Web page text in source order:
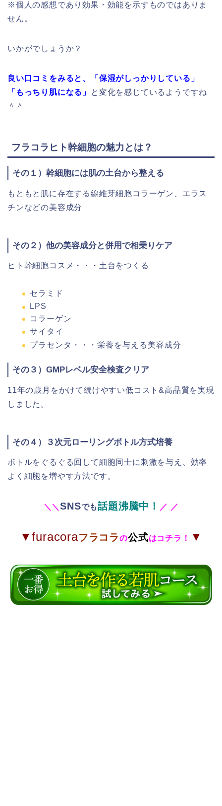
※個人の感想であり効果・効能を示すものではありま
せん。
いかがでしょうか？
良い口コミをみると、「保湿がしっかりしている」
「もっちり肌になる」
と変化を感じているようですね
＾＾
フラコラヒト幹細胞の魅力とは？
その１）幹細胞には肌の土台から整える
もともと肌に存在する線維芽細胞コラーゲン、エラス
チンなどの美容成分
その２）他の美容成分と併用で相乗りケア
ヒト幹細胞コスメ・・・土台をつくる
セラミド
LPS
コラーゲン
サイタイ
プラセンタ・・・栄養を与える美容成分
その３）GMPレベル安全検査クリア
11年の歳月をかけて続けやすい低コスト&高品質を実現
しました。
その４）３次元ローリングボトル方式培養
ボトルをぐるぐる回して細胞同士に刺激を与え、効率
よく細胞を増やす方法です。
＼ ＼SNSでも話題沸騰中！ ／ ／
▼furacoraフラコラの公式はコチラ！ ▼